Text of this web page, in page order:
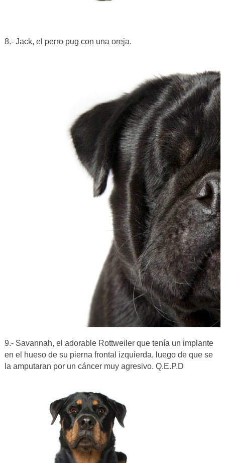
8.- Jack, el perro pug con una oreja.
9.- Savannah, el adorable Rottweiler que tenía un implante
en el hueso de su pierna frontal izquierda, luego de que se
la amputaran por un cáncer muy agresivo. Q.E.P.D